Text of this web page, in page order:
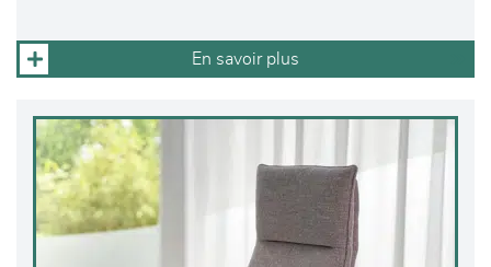
En savoir plus